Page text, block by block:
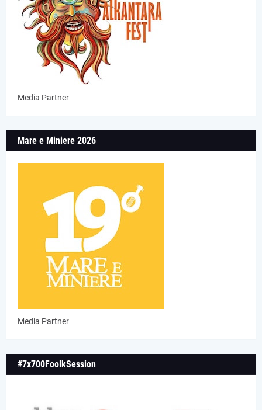
Media Partner
Mare e Miniere 2026
Media Partner
#7x700FoolkSession